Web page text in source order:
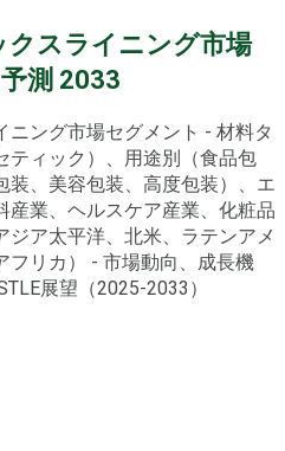
スライニング市場
測 2033
ニング市場セグメント - 材料タ
ティック）、用途別（食品包
装、美容包装、高度包装）、エ
産業、ヘルスケア産業、化粧品
ジア太平洋、北米、ラテンアメ
フリカ） - 市場動向、成長機
展望（2025-2033）